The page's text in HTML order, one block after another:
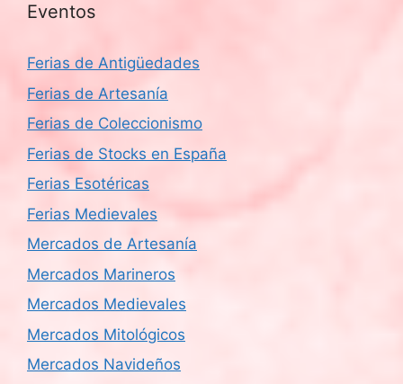
Eventos
Ferias de Antigüedades
Ferias de Artesanía
Ferias de Coleccionismo
Ferias de Stocks en España
Ferias Esotéricas
Ferias Medievales
Mercados de Artesanía
Mercados Marineros
Mercados Medievales
Mercados Mitológicos
Mercados Navideños